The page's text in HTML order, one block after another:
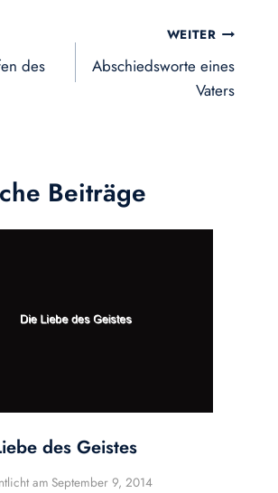
des
WEITER
Abschiedsworte eines
Vaters
Beiträge
des Geistes
am September 9, 2014